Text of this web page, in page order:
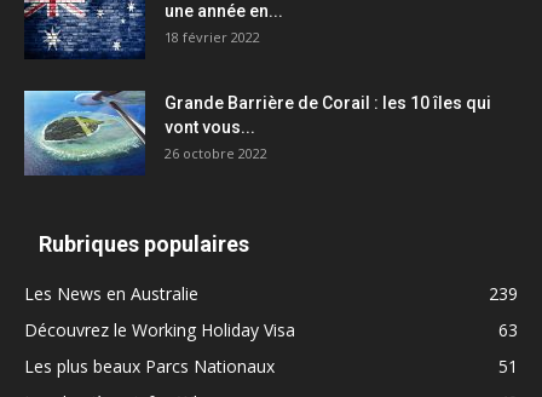
une année en...
18 février 2022
Grande Barrière de Corail : les 10 îles qui
vont vous...
26 octobre 2022
Rubriques populaires
Les News en Australie
239
Découvrez le Working Holiday Visa
63
Les plus beaux Parcs Nationaux
51